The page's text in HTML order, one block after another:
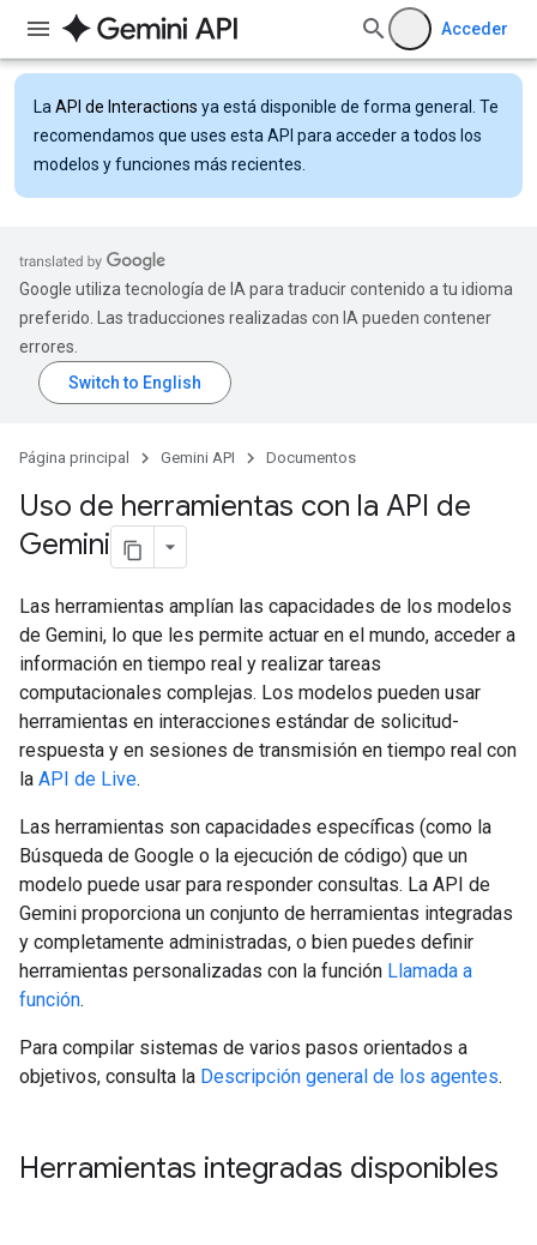
Acceder
La API de Interactions ya está disponible de forma general. Te
recomendamos que uses esta API para acceder a todos los
modelos y funciones más recientes.
Google utiliza tecnología de IA para traducir contenido a tu idioma
preferido. Las traducciones realizadas con IA pueden contener
errores.
Página principal Gemini API Documentos
Uso de herramientas con la API de
Gemini
Las herramientas amplían las capacidades de los modelos
de Gemini, lo que les permite actuar en el mundo, acceder a
información en tiempo real y realizar tareas
computacionales complejas. Los modelos pueden usar
herramientas en interacciones estándar de solicitud-
respuesta y en sesiones de transmisión en tiempo real con
la API de Live.
Las herramientas son capacidades específicas (como la
Búsqueda de Google o la ejecución de código) que un
modelo puede usar para responder consultas. La API de
Gemini proporciona un conjunto de herramientas integradas
y completamente administradas, o bien puedes definir
herramientas personalizadas con la función Llamada a
función.
Para compilar sistemas de varios pasos orientados a
objetivos, consulta la Descripción general de los agentes.
Herramientas integradas disponibles